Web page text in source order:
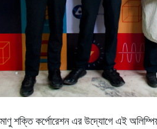
শক্তি কর্পোরেশন এর উদ্যোগে এই